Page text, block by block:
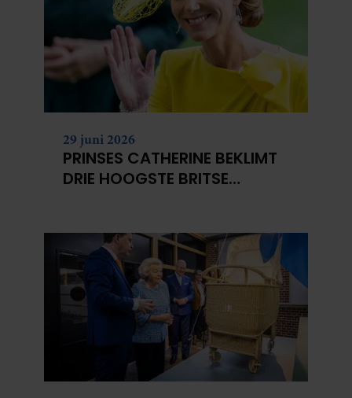
29 juni 2026
PRINSES CATHERINE BEKLIMT
DRIE HOOGSTE BRITSE